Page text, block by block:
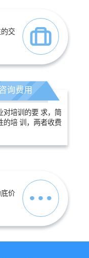
交
询费用
对培训的要 求，简
的培 训，两者收费
价